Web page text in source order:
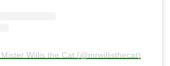
Willis the Cat (@mrwillisthecat)